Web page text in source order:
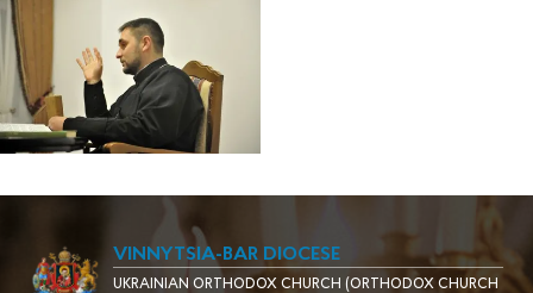
VINNYTSIA-BAR DIOCESE
UKRAINIAN ORTHODOX CHURCH (ORTHODOX CHURCH